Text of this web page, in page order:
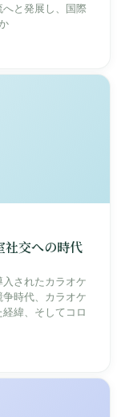
と発展し、国際
交への時代
されたカラオケ
時代、カラオケ
緯、そしてコロ